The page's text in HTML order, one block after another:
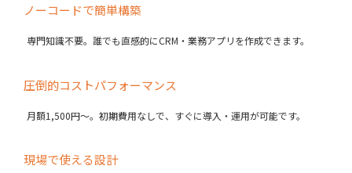
ノーコードで簡単構築
専門知識不要。誰でも直感的にCRM・業務アプリを作成できます。
圧倒的コストパフォーマンス
月額1,500円〜。初期費用なしで、すぐに導入・運用が可能です。
現場で使える設計